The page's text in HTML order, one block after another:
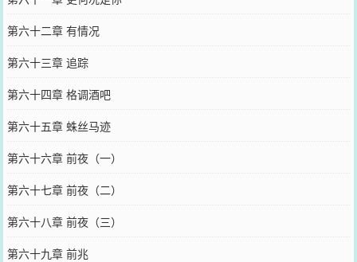
第六十二章 有情况
第六十三章 追踪
第六十四章 格调酒吧
第六十五章 蛛丝马迹
第六十六章 前夜（一）
第六十七章 前夜（二）
第六十八章 前夜（三）
第六十九章 前兆